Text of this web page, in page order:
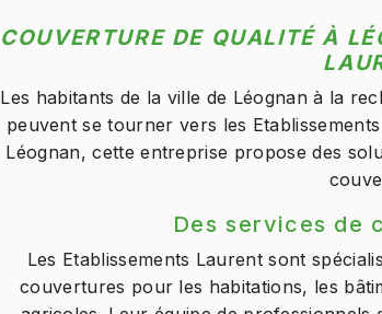
COUVERTURE DE QUALITÉ À
Les habitants de la ville de Léognan à la
peuvent se tourner vers les
Léognan, cette entreprise propose des
Des services de
Les Etablissements Laurent sont
couvertures pour les habitations, les